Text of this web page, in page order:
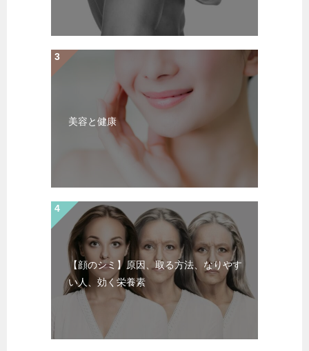
美容と健康
【顔のシミ】原因、取る方法、なりやす
い人、効く栄養素